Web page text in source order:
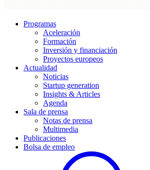
Programas
Aceleración
Formación
Inversión y financiación
Proyectos europeos
Actualidad
Noticias
Startup generation
Insights & Articles
Agenda
Sala de prensa
Notas de prensa
Multimedia
Publicaciones
Bolsa de empleo